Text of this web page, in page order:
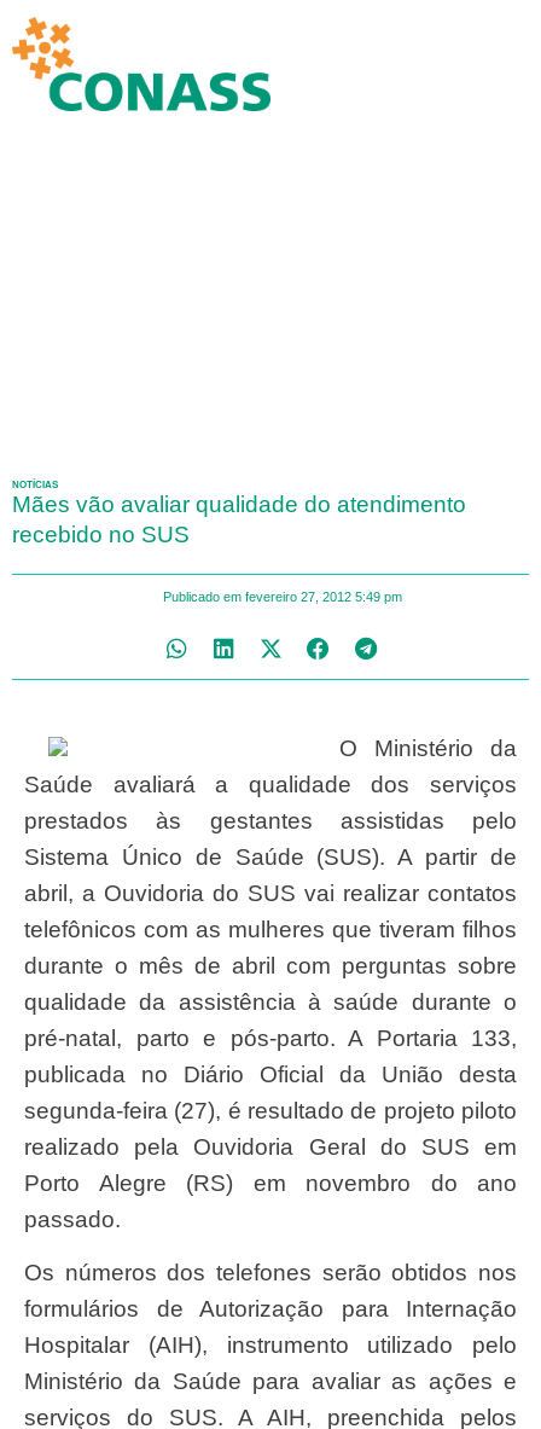
NOTÍCIAS
Mães vão avaliar qualidade do atendimento
recebido no SUS
Publicado em fevereiro 27, 2012 5:49 pm
O Ministério da
Saúde avaliará a qualidade dos serviços
prestados às gestantes assistidas pelo
Sistema Único de Saúde (SUS). A partir de
abril, a Ouvidoria do SUS vai realizar contatos
telefônicos com as mulheres que tiveram filhos
durante o mês de abril com perguntas sobre
qualidade da assistência à saúde durante o
pré-natal, parto e pós-parto. A Portaria 133,
publicada no Diário Oficial da União desta
segunda-feira (27), é resultado de projeto piloto
realizado pela Ouvidoria Geral do SUS em
Porto Alegre (RS) em novembro do ano
passado.
Os números dos telefones serão obtidos nos
formulários de Autorização para Internação
Hospitalar (AIH), instrumento utilizado pelo
Ministério da Saúde para avaliar as ações e
serviços do SUS. A AIH, preenchida pelos